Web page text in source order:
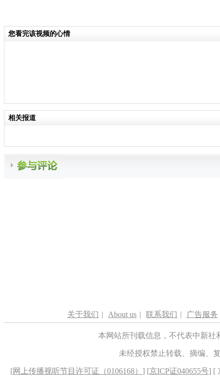
您看完该视频的心情
相关报道
关于我们 | About us | 联系我们 | 广告服务
本网站所刊载信息，不代表中新
未经授权禁止转载、摘编、
[网上传播视听节目许可证（0106168） ] [京ICP证040655号] [